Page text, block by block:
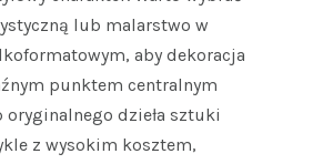
lub malarstwo w
aby dekoracja
punktem centralnym
oryginalnego dzieła sztuki
z wysokim kosztem,